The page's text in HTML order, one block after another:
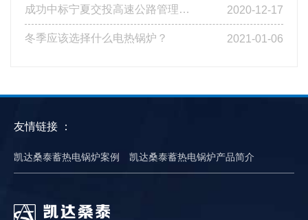
成功中标宁夏交投高速公路管理有限公司基层站点燃煤改造工程第四标段 2020-12-17
冬季应该选择什么电热锅炉？ 2021-01-06
友情链接 ：
凯达桑泰蓄热电锅炉案例 凯达桑泰蓄热电锅炉产品简介